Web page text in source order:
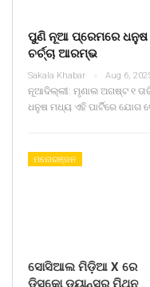
ପୁଣି ନୂଆ ପ୍ରେମରେ ଧନୁଷ
ଚର୍ଚ୍ଚା ଆରମ୍ଭ
Sakala Khabar Aug 6,
ନୂଆଦିଲ୍ଲୀ: ମୃଣାଲ ଅଗଷ୍ଟ ୧
ଧନୁଷ ମଧ୍ୟ ଏହି ପାର୍ଟିରେ ଯୋଗ
ମନୋରଞ୍ଜନ
ସୋସିଆଲ ମିଡ଼ିଆ X ରେ
ଡିସ୍କୋ ଡ୍ୟାନ୍ସର ମିଥୁନ